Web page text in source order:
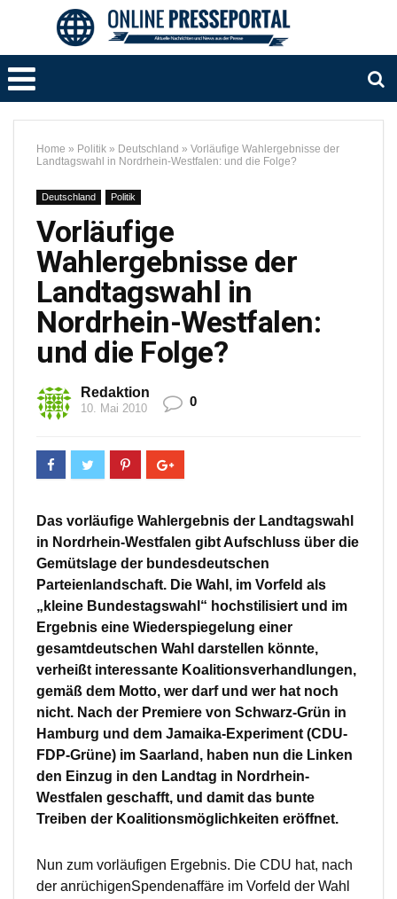
Home » Politik » Deutschland » Vorläufige Wahlergebnisse der
Landtagswahl in Nordrhein-Westfalen: und die Folge?
Deutschland Politik
Vorläufige
Wahlergebnisse der
Landtagswahl in
Nordrhein-Westfalen:
und die Folge?
Redaktion
10. Mai 2010 0
Das vorläufige Wahlergebnis der Landtagswahl
in Nordrhein-Westfalen gibt Aufschluss über die
Gemütslage der bundesdeutschen
Parteienlandschaft. Die Wahl, im Vorfeld als
„kleine Bundestagswahl“ hochstilisiert und im
Ergebnis eine Wiederspiegelung einer
gesamtdeutschen Wahl darstellen könnte,
verheißt interessante Koalitionsverhandlungen,
gemäß dem Motto, wer darf und wer hat noch
nicht. Nach der Premiere von Schwarz-Grün in
Hamburg und dem Jamaika-Experiment (CDU-
FDP-Grüne) im Saarland, haben nun die Linken
den Einzug in den Landtag in Nordrhein-
Westfalen geschafft, und damit das bunte
Treiben der Koalitionsmöglichkeiten eröffnet.
Nun zum vorläufigen Ergebnis. Die CDU hat, nach
der anrüchigenSpendenaffäre im Vorfeld der Wahl